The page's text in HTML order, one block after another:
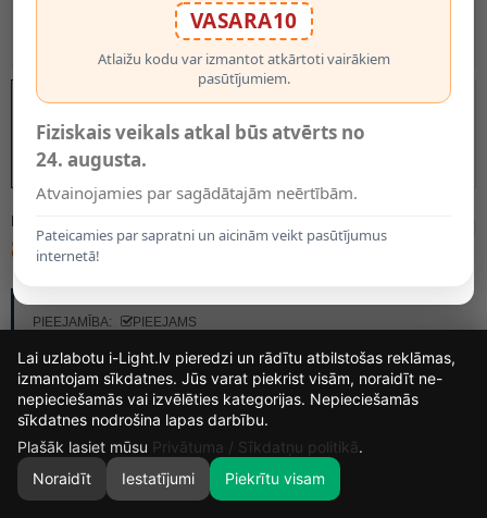
0
MODELIS:
86.00€
PIEEJAMĪBA:
PIEEJAMS
VASARA10
Atlaižu kodu var izmantot atkārtoti vairākiem
pasūtījumiem.
Fiziskais veikals atkal būs atvērts no
24. augusta.
Atvainojamies par sagādātajām neērtībām.
Pateicamies par sapratni un aicinām veikt pasūtījumus
internetā!
15
DIENAS
4
STUNDAS
33
MIN.
51
Lai uzlabotu i-Light.lv pieredzi un rādītu atbilstošas reklāmas,
izmantojam sīkdatnes. Jūs varat piekrist visām, noraidīt ne-
nepieciešamās vai izvēlēties kategorijas. Nepieciešamās
sīkdatnes nodrošina lapas darbību.
Plašāk lasiet mūsu Privātuma / Sīkdatņu politikā.
Noraidīt
Iestatījumi Piekrītu visam